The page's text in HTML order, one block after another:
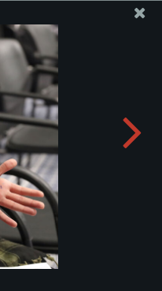
ویب سائٹ دفتر
13 آبان، عالمی استکبار
خطاب